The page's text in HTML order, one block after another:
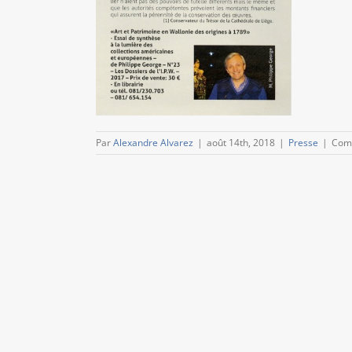
ParAlexandre Alvarez | août 14th, 2018 | Presse |